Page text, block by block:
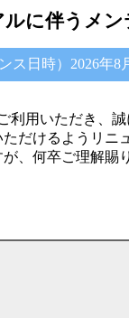
に伴うメ
ス日時）2026年8
利用いただき、
だけるようリニ
、何卒ご理解賜